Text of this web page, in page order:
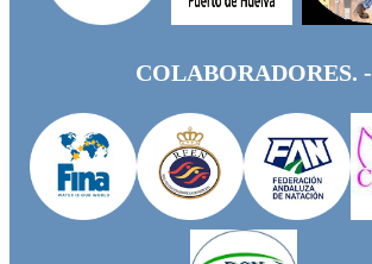
COLABORADORES. -